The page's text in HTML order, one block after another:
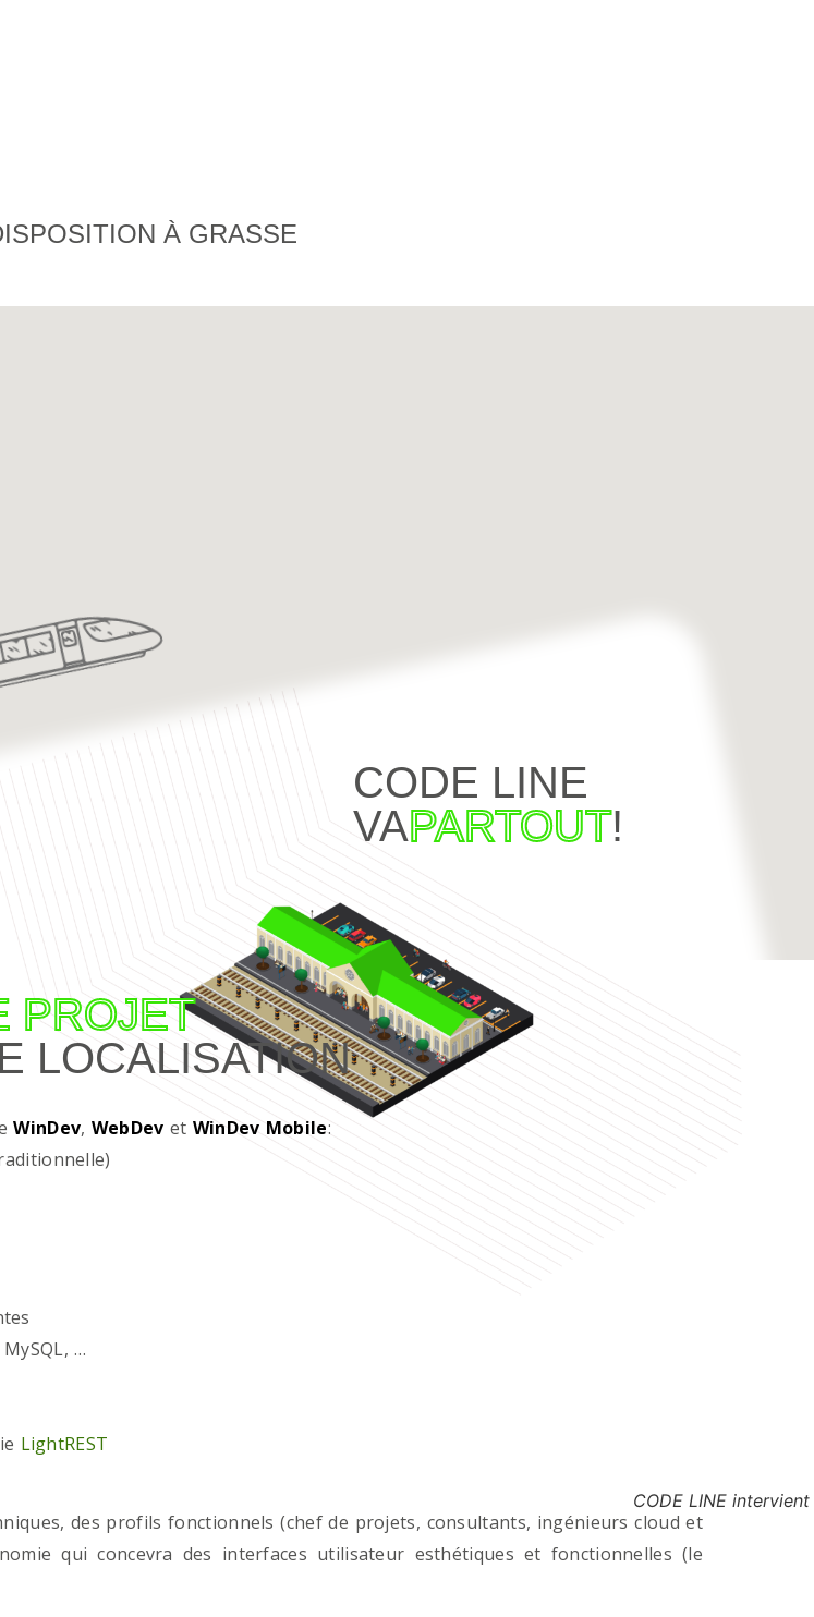
À GRASSE
CODE LINE
VAPARTOUT!
PROJET
LOCALISATION
WinDev, WebDev et WinDev Mobile:
…
LightREST
des profils fonctionnels (chef de projets, consultants, ingénieurs cloud et
qui concevra des interfaces utilisateur esthétiques et fonctionnelles (le
CODE LINE